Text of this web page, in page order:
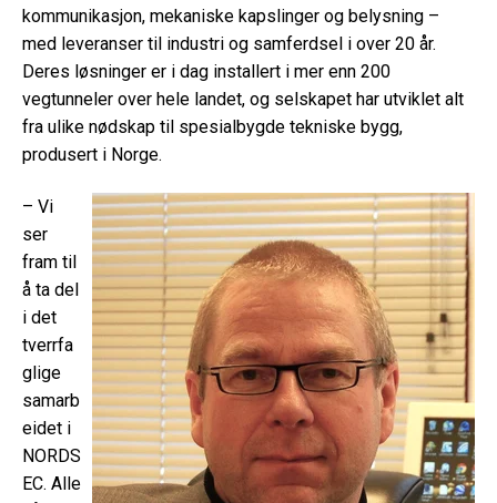
kommunikasjon, mekaniske kapslinger og belysning –
med leveranser til industri og samferdsel i over 20 år.
Deres løsninger er i dag installert i mer enn 200
vegtunneler over hele landet, og selskapet har utviklet alt
fra ulike nødskap til spesialbygde tekniske bygg,
produsert i Norge.
– Vi
ser
fram til
å ta del
i det
tverrfa
glige
samarb
eidet i
NORDS
EC. Alle